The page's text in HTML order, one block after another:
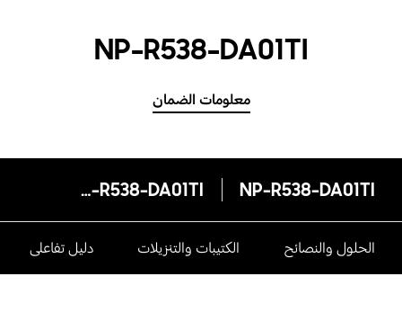
NP-R538-DA01TI
معلومات الضمان
NP-R538-DA01TI
NP-R538-DA01TI
الحلول والنصائح الكتيبات والتنزيلات دليل تفاعلى